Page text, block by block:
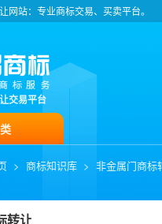
网站：专业商标交易、买卖平台。
交易平台
> 商标知识库 > 非金属门商标
转让